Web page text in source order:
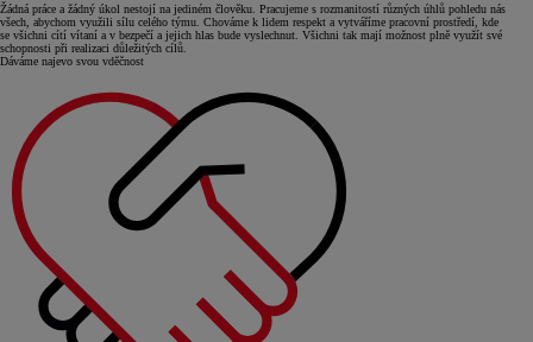
Žádná práce a žádný úkol nestojí na jediném člověku. Pracujeme s rozmanitostí různých úhlů pohledu nás
všech, abychom využili sílu celého týmu. Chováme k lidem respekt a vytváříme pracovní prostředí, kde
se všichni cítí vítaní a v bezpečí a jejich hlas bude vyslechnut. Všichni tak mají možnost plně využít své
schopnosti při realizaci důležitých cílů.
Dáváme najevo svou vděčnost